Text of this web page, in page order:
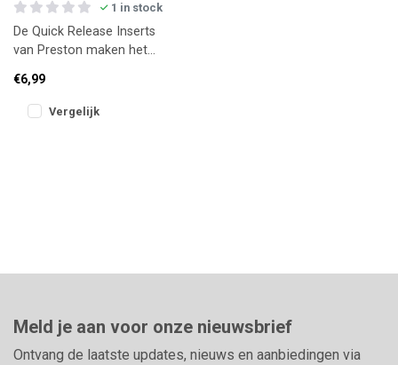
1 in stock
De Quick Release Inserts
van Preston maken het
eenvoudiger dan ooit.
Deze i
€6,99
Vergelijk
Meld je aan voor onze nieuwsbrief
Ontvang de laatste updates, nieuws en aanbiedingen via